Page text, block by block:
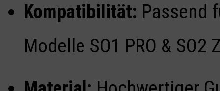
Kompatibilität: Passend
Modelle SO1 PRO & SO2